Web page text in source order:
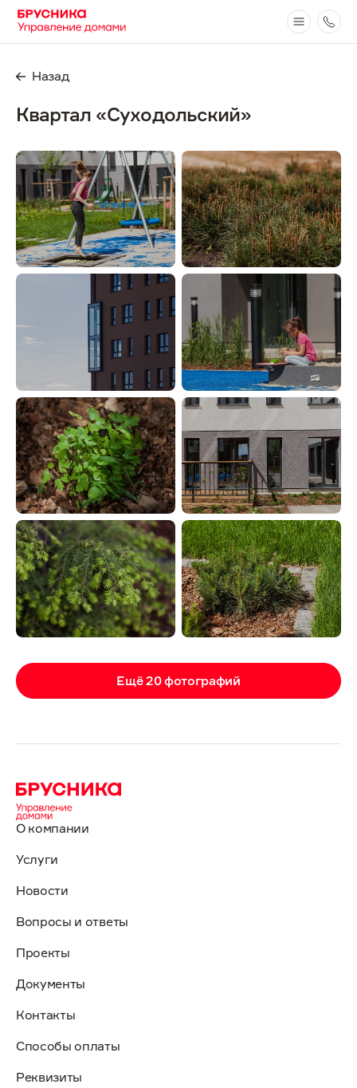
Назад
Квартал «Суходольский»
Ещё 20 фотографий
О компании
Услуги
Новости
Вопросы и ответы
Проекты
Документы
Контакты
Способы оплаты
Реквизиты